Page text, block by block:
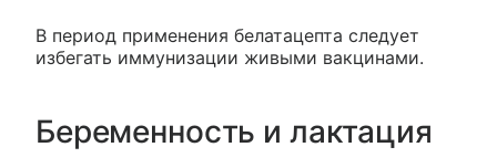
В период применения белатацепта следует
избегать иммунизации живыми вакцинами.
Беременность и лактация